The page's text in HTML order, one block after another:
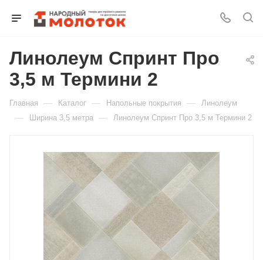
Линолеум Спринт Про
3,5 м Термини 2
Главная — Каталог — Напольные покрытия — Линолеум
— Ширина 3,5 метра — Линолеум Спринт Про 3,5 м Термини 2
Для клиентов всех банков
Разбейте
оплатуна части
График платежей